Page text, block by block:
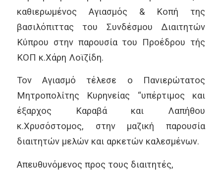
καθιερωμένος Αγιασμός & Κοπή της
βασιλόπιττας του Συνδέσμου Διαιτητών
Κύπρου στην παρουσία του Προέδρου τής
ΚΟΠ κ.Χάρη Λοϊζίδη.
Τον Αγιασμό τέλεσε ο Πανιερώτατος
Μητροπολίτης Κυρηνείας “υπέρτιμος και
έξαρχος Καραβά και Λαπήθου
κ.Χρυσόστομος, στην μαζική παρουσία
διαιτητών μελών και αρκετών καλεσμένων.
Απευθυνόμενος προς τους διαιτητές,